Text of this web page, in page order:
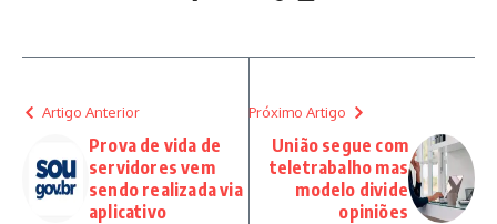
Artigo Anterior
Prova de vida de
servidores vem
sendo realizada via
aplicativo
Próximo Artigo
União segue com
teletrabalho mas
modelo divide
opiniões